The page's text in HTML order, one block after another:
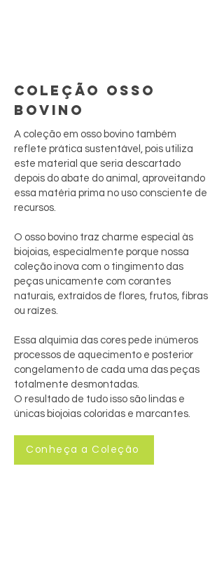
COLEÇÃO OSSO
BOVINO
A coleção em osso bovino também
reflete prática sustentável, pois utiliza
este material que seria descartado
depois do abate do animal, aproveitando
essa matéria prima no uso consciente de
recursos.
O osso bovino traz charme especial às
biojoias, especialmente porque nossa
coleção inova com o tingimento das
peças unicamente com corantes
naturais, extraídos de flores, frutos, fibras
ou raízes.
Essa alquimia das cores pede inúmeros
processos de aquecimento e posterior
congelamento de cada uma das peças
totalmente desmontadas.
O resultado de tudo isso são lindas e
únicas biojoias coloridas e marcantes.
Conheça a Coleção